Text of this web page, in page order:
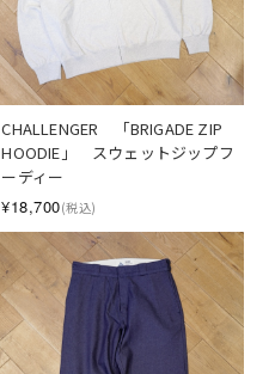
CHALLENGER　「BRIGADE ZIP
HOODIE」　スウェットジップフ
ーディー
¥18,700(税込)